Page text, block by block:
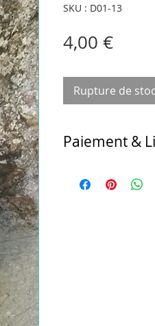
SKU : D01-13
4,00 €Prix
Rupture de
Paiement &
- retrait et